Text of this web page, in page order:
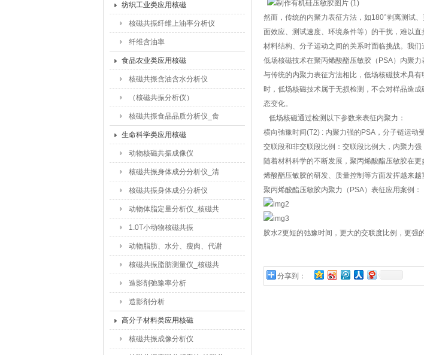
纺织工业类应用核磁
核磁共振纤维上油率分析仪
纤维含油率
食品农业类应用核磁
核磁共振含油含水分析仪
（核磁共振分析仪）
核磁共振食品品质分析仪_食
品含水量_食品干燥水分迁移
研究
生命科学类应用核磁
动物核磁共振成像仪
核磁共振身体成分分析仪_清
醒动物体脂含量测试仪
核磁共振身体成分分析仪
动物体脂定量分析仪_核磁共
振脂肪含量仪
1.0T小动物核磁共振
动物脂肪、水分、瘦肉、代谢
检测仪
核磁共振脂肪测量仪_核磁共
振动物脂肪测试仪
造影剂弛豫率分析
造影剂分析
高分子材料类应用核磁
核磁共振成像分析仪
然而，传统的内聚力表征方法，如180°剥离测试
面效应、测试速度、环境条件等）的干扰，难以
材料结构、分子运动之间的关系时面临挑战。我
低场核磁技术在聚丙烯酸酯压敏胶（PSA）内聚力
与传统的内聚力表征方法相比，低场核磁技术具
时，低场核磁技术属于无损检测，不会对样品造
态变化。
低场核磁通过检测以下参数来表征内聚力：
横向弛豫时间(T2) : 内聚力强的PSA，分子链运动
交联段和非交联段比例：交联段比例大，内聚力强
随着材料科学的不断发展，聚丙烯酸酯压敏胶在
烯酸酯压敏胶的研发、质量控制等方面发挥越来
聚丙烯酸酯压敏胶内聚力（PSA）表征应用案例：
胶水2更短的弛豫时间，更大的交联度比例，更强
分享到：